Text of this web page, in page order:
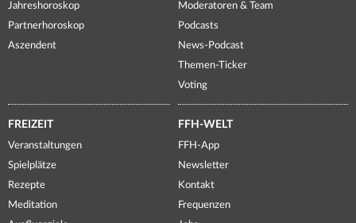
Jahreshoroskop
Partnerhoroskop
Aszendent
Moderatoren & Team
Podcasts
News-Podcast
Themen-Ticker
Voting
FREIZEIT
Veranstaltungen
Spielplätze
Rezepte
Meditation
FFH-WELT
FFH-App
Newsletter
Kontakt
Frequenzen